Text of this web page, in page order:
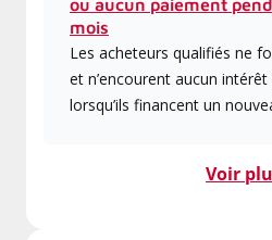
mois
Les acheteurs qualifiés ne
et n’encourent aucun
lorsqu’ils financent un
Voir